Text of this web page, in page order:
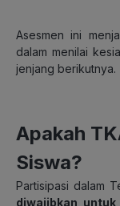
Asesmen ini
dalam menilai
jenjang berikutnya.
Apakah
Siswa?
Partisipasi dalam
diwajibkan